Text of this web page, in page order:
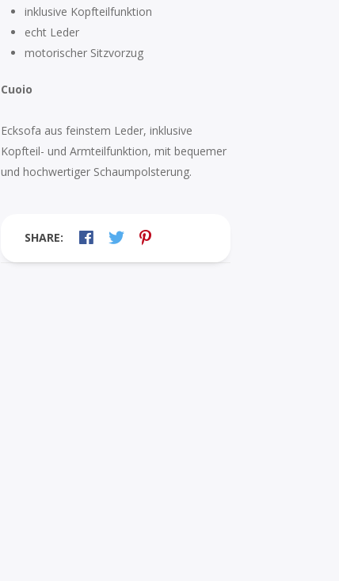
inklusive Kopfteilfunktion
echt Leder
motorischer Sitzvorzug
Cuoio
Ecksofa aus feinstem Leder, inklusive
Kopfteil- und Armteilfunktion, mit bequemer
und hochwertiger Schaumpolsterung.
SHARE: